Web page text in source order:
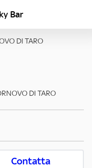
Bar
DI TARO
DI TARO
Contatta